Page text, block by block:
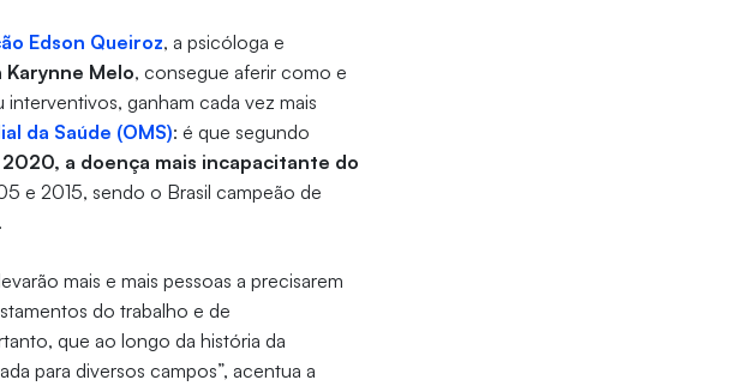
Edson Queiroz, a psicóloga e
Karynne Melo, consegue aferir como e
ganham cada vez mais
da Saúde (OMS): é que segundo
a doença mais incapacitante do
e 2015, sendo o Brasil campeão de
mais e mais pessoas a precisarem
do trabalho e de
que ao longo da história da
para diversos campos”, acentua a